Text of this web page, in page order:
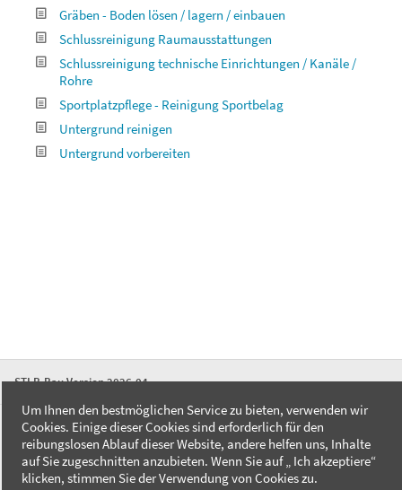
Gräben - Boden lösen / lagern / einbauen
Schlussreinigung Raumausstattungen
Schlussreinigung technische Einrichtungen / Kanäle /
Rohre
Sportplatzpflege - Reinigung Sportbelag
Untergrund reinigen
Untergrund vorbereiten
STLB-Bau Version 2026-04
FAQ
Kontakt
Datenschutzerklärung
Um Ihnen den bestmöglichen Service zu bieten, verwenden wir
Cookies. Einige dieser Cookies sind erforderlich für den
reibungslosen Ablauf dieser Website, andere helfen uns, Inhalte
auf Sie zugeschnitten anzubieten. Wenn Sie auf „ Ich akzeptiere“
klicken, stimmen Sie der Verwendung von Cookies zu.